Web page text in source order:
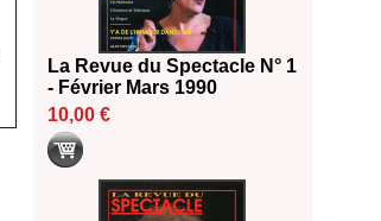
La Revue du Spectacle N° 1
- Février Mars 1990
10,00 €